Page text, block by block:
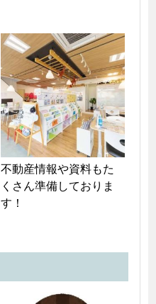
不動産情報や資料もた
くさん準備しておりま
す！